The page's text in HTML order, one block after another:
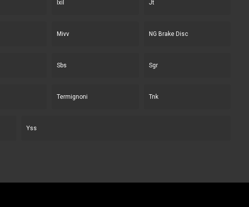
Ixil Jt
Mivv NG Brake Disc
Sbs Sgr
Termignoni Tnk
Yss